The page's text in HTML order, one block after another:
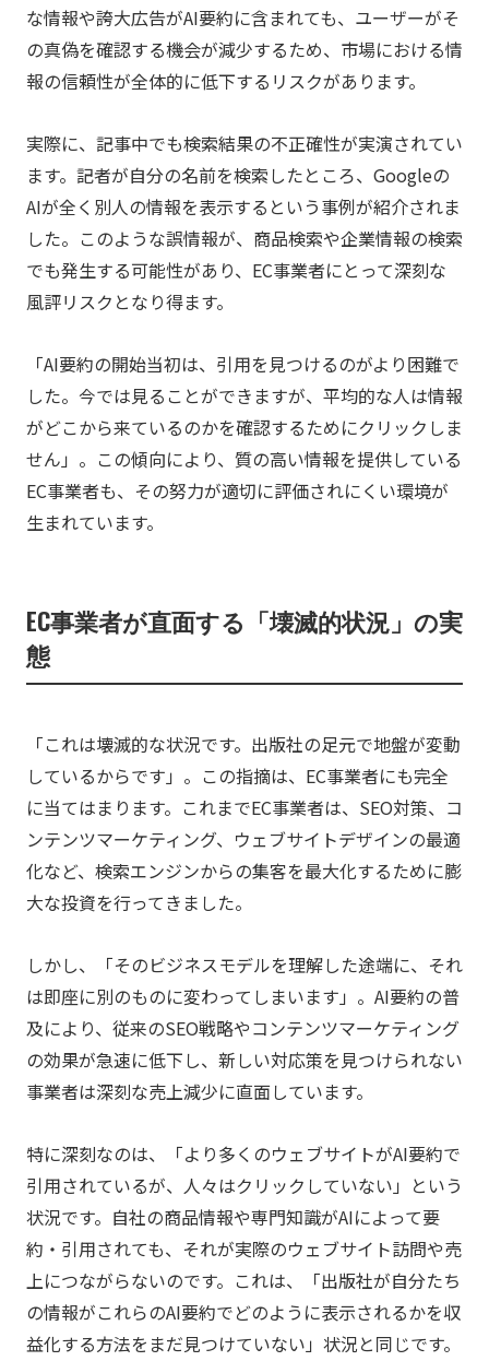
な情報や誇大広告がAI要約に含まれても、ユーザーがそ
の真偽を確認する機会が減少するため、市場における情
報の信頼性が全体的に低下するリスクがあります。
実際に、記事中でも検索結果の不正確性が実演されてい
ます。記者が自分の名前を検索したところ、Googleの
AIが全く別人の情報を表示するという事例が紹介されま
した。このような誤情報が、商品検索や企業情報の検索
でも発生する可能性があり、EC事業者にとって深刻な
風評リスクとなり得ます。
「AI要約の開始当初は、引用を見つけるのがより困難で
した。今では見ることができますが、平均的な人は情報
がどこから来ているのかを確認するためにクリックしま
せん」。この傾向により、質の高い情報を提供している
EC事業者も、その努力が適切に評価されにくい環境が
生まれています。
EC事業者が直面する「壊滅的状況」の実
態
「これは壊滅的な状況です。出版社の足元で地盤が変動
しているからです」。この指摘は、EC事業者にも完全
に当てはまります。これまでEC事業者は、SEO対策、コ
ンテンツマーケティング、ウェブサイトデザインの最適
化など、検索エンジンからの集客を最大化するために膨
大な投資を行ってきました。
しかし、「そのビジネスモデルを理解した途端に、それ
は即座に別のものに変わってしまいます」。AI要約の普
及により、従来のSEO戦略やコンテンツマーケティング
の効果が急速に低下し、新しい対応策を見つけられない
事業者は深刻な売上減少に直面しています。
特に深刻なのは、「より多くのウェブサイトがAI要約で
引用されているが、人々はクリックしていない」という
状況です。自社の商品情報や専門知識がAIによって要
約・引用されても、それが実際のウェブサイト訪問や売
上につながらないのです。これは、「出版社が自分たち
の情報がこれらのAI要約でどのように表示されるかを収
益化する方法をまだ見つけていない」状況と同じです。